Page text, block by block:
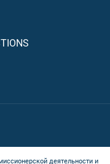
деятельности и